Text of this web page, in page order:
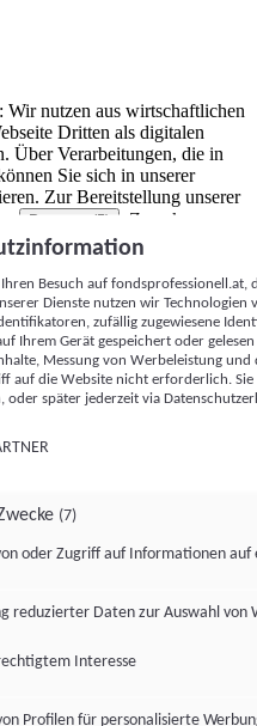
nutzen aus wirtschaftlichen
Dritten als digitalen
Über Verarbeitungen, die in
Sie sich in unserer
Zur Bereitstellung unserer
Partnern (5)
. Zwecke:
von Werbeleistung
Zielgruppenforschung.
Kennungen (z. B. login-
Kennungen,
zusammen mit anderen
Browserinformationen,
Technologien usw.) auf
dort ausgelesen werden, um es
eine App oder einer Webseite
der hier aufgeführten
Besuch auf
Dienste nutzen wir Technologien
zufällig zugewiesene
Ihrem Gerät gespeichert oder
Messung von Werbeleistung
auf die Website nicht erforderlich.
oder später jederzeit via
(7)
oder Zugriff auf Informationen auf
reduzierter Daten zur Auswahl von
Interesse
Profilen für personalisierte